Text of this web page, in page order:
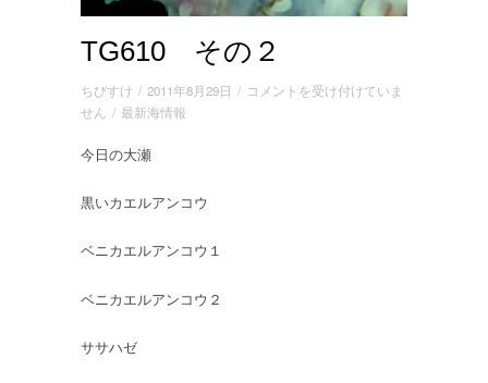
TG610 その２
ちびすけ / 2011年8月29日 / TG610
コメントを受け付けていま
せん / 最新海情報
今日の大瀬
黒いカエルアンコウ
ベニカエルアンコウ１
ベニカエルアンコウ２
ササハゼ